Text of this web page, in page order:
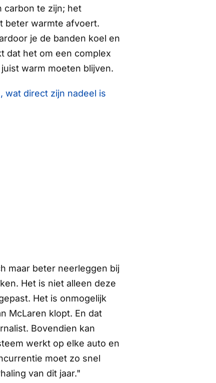
carbon te zijn; het
beter warmte afvoert.
je de banden koel en
dat het om een complex
warm moeten blijven.
wat direct zijn nadeel is
maar beter neerleggen bij
Het is niet alleen deze
Het is onmogelijk
McLaren klopt. En dat
Bovendien kan
werkt op elke auto en
moet zo snel
van dit jaar."